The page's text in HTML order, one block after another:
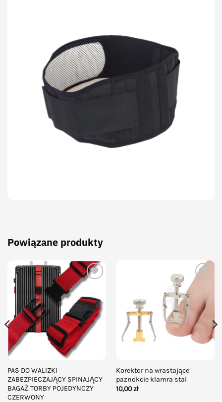
Powiązane produkty
PAS DO WALIZKI
ZABEZPIECZAJĄCY SPINAJĄCY
BAGAŻ TORBY POJEDYNCZY
CZERWONY
Add to
wishlist
Korektor na wrastające
paznokcie klamra stal
10,00zł